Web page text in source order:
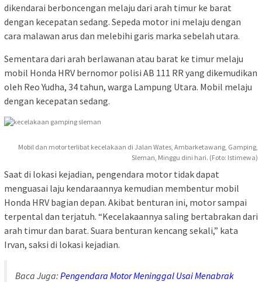
dikendarai berboncengan melaju dari arah timur ke barat
dengan kecepatan sedang. Sepeda motor ini melaju dengan
cara malawan arus dan melebihi garis marka sebelah utara.
Sementara dari arah berlawanan atau barat ke timur melaju
mobil Honda HRV bernomor polisi AB 111 RR yang dikemudikan
oleh Reo Yudha, 34 tahun, warga Lampung Utara. Mobil melaju
dengan kecepatan sedang.
Mobil dan motor terlibat kecelakaan di Jalan Wates, Ambarketawang, Gamping,
Sleman, Minggu dini hari. (Foto: Istimewa)
Saat di lokasi kejadian, pengendara motor tidak dapat
menguasai laju kendaraannya kemudian membentur mobil
Honda HRV bagian depan. Akibat benturan ini, motor sampai
terpental dan terjatuh. “Kecelakaannya saling bertabrakan dari
arah timur dan barat. Suara benturan kencang sekali,” kata
Irvan, saksi di lokasi kejadian.
Baca Juga: Pengendara Motor Meninggal Usai Menabrak